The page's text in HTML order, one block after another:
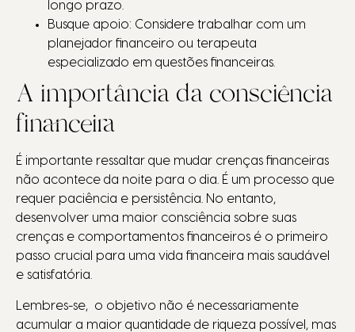
longo prazo.
Busque apoio: Considere trabalhar com um
planejador financeiro ou terapeuta
especializado em questões financeiras.
A importância da consciência
financeira
É importante ressaltar que mudar crenças financeiras
não acontece da noite para o dia. É um processo que
requer paciência e persistência. No entanto,
desenvolver uma maior consciência sobre suas
crenças e comportamentos financeiros é o primeiro
passo crucial para uma vida financeira mais saudável
e satisfatória.
Lembres-se, o objetivo não é necessariamente
acumular a maior quantidade de riqueza possível, mas